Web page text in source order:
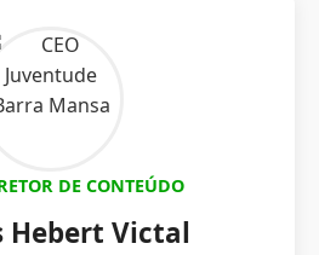
DE CONTEÚDO
Hebert Victal